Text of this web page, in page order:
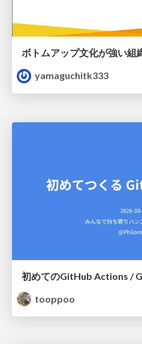
yamaguchitk333
初めてのGitHub Actions /
tooppoo